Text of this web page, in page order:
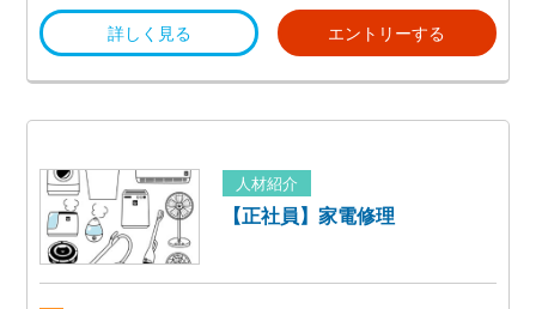
詳しく見る エントリーする
人材紹介
【正社員】家電修理